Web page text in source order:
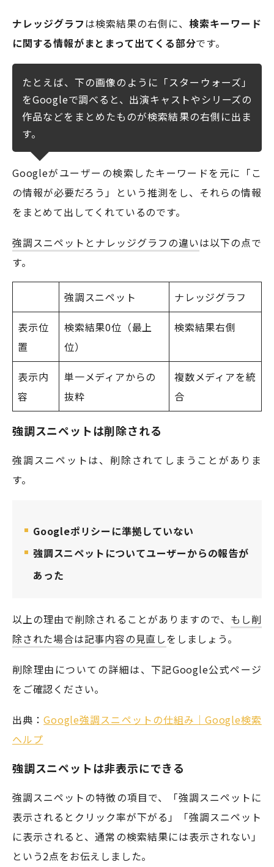
ナレッジグラフは検索結果の右側に、検索キーワード
に関する情報がまとまって出てくる部分です。
たとえば、下の画像のように「スターウォーズ」
をGoogleで調べると、出演キャストやシリーズの
作品などをまとめたものが検索結果の右側に出ま
す。
Googleがユーザーの検索したキーワードを元に「こ
の情報が必要だろう」という推測をし、それらの情報
をまとめて出してくれているのです。
強調スニペットとナレッジグラフの違いは以下の点で
す。
強調スニペット ナレッジグラフ
表示位
置
検索結果0位（最上
位）
検索結果右側
表示内
容
単一メディアからの
抜粋
複数メディアを統
合
強調スニペットは削除される
強調スニペットは、削除されてしまうことがありま
す。
Googleポリシーに準拠していない
強調スニペットについてユーザーからの報告が
あった
以上の理由で削除されることがありますので、 もし削
除された場合は記事内容の見直しをしましょう。
削除理由についての詳細は、下記Google公式ページ
をご確認ください。
出典：Google強調スニペットの仕組み｜Google検索
ヘルプ
強調スニペットは非表示にできる
強調スニペットの特徴の項目で、「強調スニペットに
表示されるとクリック率が下がる」「強調スニペット
に表示されると、通常の検索結果には表示されない」
という2点をお伝えしました。